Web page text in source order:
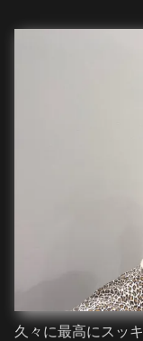
久々に最高にスッキ